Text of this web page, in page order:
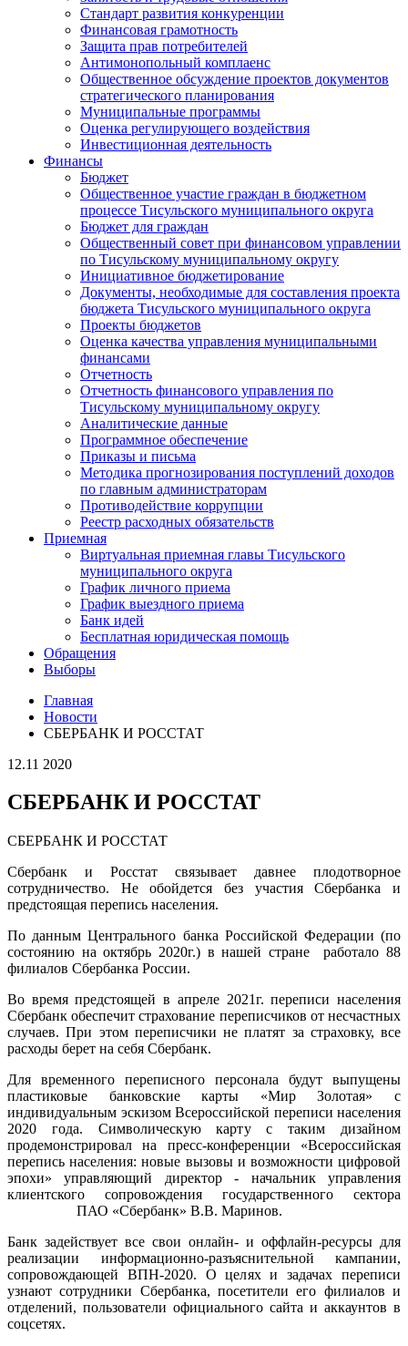
Стандарт развития конкуренции
Финансовая грамотность
Защита прав потребителей
Антимонопольный комплаенс
Общественное обсуждение проектов документов
стратегического планирования
Муниципальные программы
Оценка регулирующего воздействия
Инвестиционная деятельность
Финансы
Бюджет
Общественное участие граждан в бюджетном
процессе Тисульского муниципального округа
Бюджет для граждан
Общественный совет при финансовом управлении
по Тисульскому муниципальному округу
Инициативное бюджетирование
Документы, необходимые для составления проекта
бюджета Тисульского муниципального округа
Проекты бюджетов
Оценка качества управления муниципальными
финансами
Отчетность
Отчетность финансового управления по
Тисульскому муниципальному округу
Аналитические данные
Программное обеспечение
Приказы и письма
Методика прогнозирования поступлений доходов
по главным администраторам
Противодействие коррупции
Реестр расходных обязательств
Приемная
Виртуальная приемная главы Тисульского
муниципального округа
График личного приема
График выездного приема
Банк идей
Бесплатная юридическая помощь
Обращения
Выборы
Главная
Новости
СБЕРБАНК И РОССТАТ
12.11 2020
СБЕРБАНК И РОССТАТ
СБЕРБАНК И РОССТАТ
Сбербанк и Росстат связывает давнее плодотворное
сотрудничество. Не обойдется без участия Сбербанка и
предстоящая перепись населения.
По данным Центрального банка Российской Федерации (по
состоянию на октябрь 2020г.) в нашей стране работало 88
филиалов Сбербанка России.
Во время предстоящей в апреле 2021г. переписи населения
Сбербанк обеспечит страхование переписчиков от несчастных
случаев. При этом переписчики не платят за страховку, все
расходы берет на себя Сбербанк.
Для временного переписного персонала будут выпущены
пластиковые банковские карты «Мир Золотая» с
индивидуальным эскизом Всероссийской переписи населения
2020 года. Символическую карту с таким дизайном
продемонстрировал на пресс-конференции «Всероссийская
перепись населения: новые вызовы и возможности цифровой
эпохи» управляющий директор - начальник управления
клиентского сопровождения государственного сектора
ПАО «Сбербанк» В.В. Маринов.
Банк задействует все свои онлайн- и оффлайн-ресурсы для
реализации информационно-разъяснительной кампании,
сопровождающей ВПН-2020. О целях и задачах переписи
узнают сотрудники Сбербанка, посетители его филиалов и
отделений, пользователи официального сайта и аккаунтов в
соцсетях.